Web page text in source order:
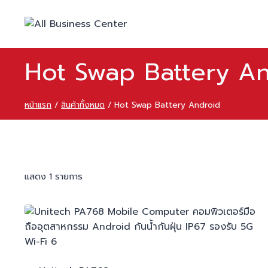
Hot Swap Battery
หน้าแรก / สินค้าทั้งหมด / Hot Swap Battery Android
แสดง 1 รายการ